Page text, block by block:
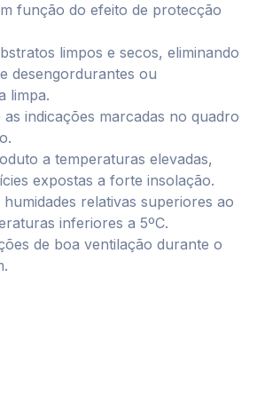
função do efeito de protecção
limpos e secos, eliminando
desengordurantes ou
limpa.
indicações marcadas no quadro
a temperaturas elevadas,
expostas a forte insolação.
relativas superiores ao
inferiores a 5ºC.
de boa ventilação durante o